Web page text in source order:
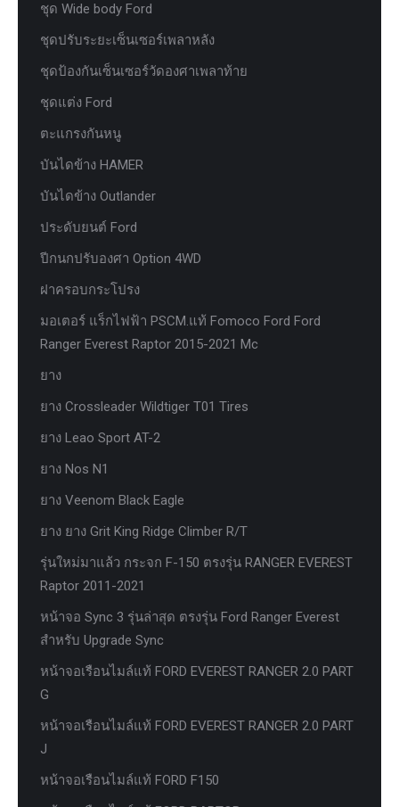
ชุด Wide body Ford
ชุดปรับระยะเซ็นเซอร์เพลาหลัง
ชุดป้องกันเซ็นเซอร์วัดองศาเพลาท้าย
ชุดแต่ง Ford
ตะแกรงกันหนู
บันไดข้าง HAMER
บันไดข้าง Outlander
ประดับยนต์ Ford
ปีกนกปรับองศา Option 4WD
ฝาครอบกระโปรง
มอเตอร์ แร็กไฟฟ้า PSCM.แท้ Fomoco Ford Ford
Ranger Everest Raptor 2015-2021 Mc
ยาง
ยาง Crossleader Wildtiger T01 Tires
ยาง Leao Sport AT-2
ยาง Nos N1
ยาง Veenom Black Eagle
ยาง ยาง Grit King Ridge Climber R/T
รุ่นใหม่มาแล้ว กระจก F-150 ตรงรุ่น RANGER EVEREST
Raptor 2011-2021
หน้าจอ Sync 3 รุ่นล่าสุด ตรงรุ่น Ford Ranger Everest
สำหรับ Upgrade Sync
หน้าจอเรือนไมล์แท้ FORD EVEREST RANGER 2.0 PART
G
หน้าจอเรือนไมล์แท้ FORD EVEREST RANGER 2.0 PART
J
หน้าจอเรือนไมล์แท้ FORD F150